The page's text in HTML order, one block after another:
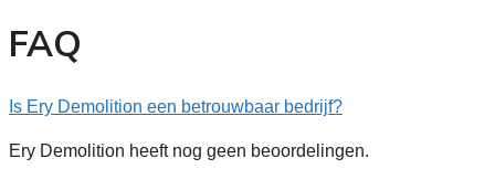
FAQ
Is Ery Demolition een betrouwbaar bedrijf?
Ery Demolition heeft nog geen beoordelingen.